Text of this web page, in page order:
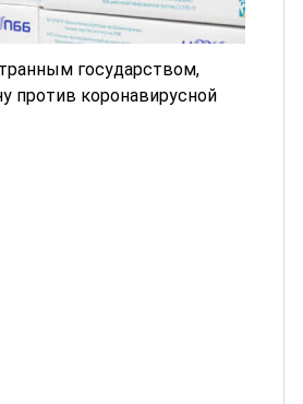
государством,
против коронавирусной